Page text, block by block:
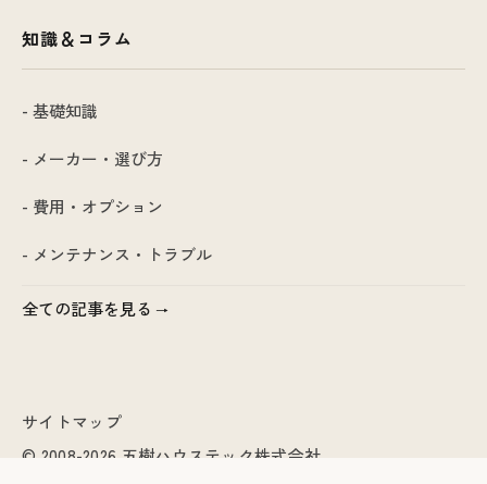
知識＆コラム
- 基礎知識
- メーカー・選び方
- 費用・オプション
- メンテナンス・トラブル
全ての記事を見る
© 2008-2026 五樹ハウステック株式会社
サイトマップ